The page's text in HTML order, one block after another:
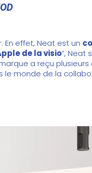
effet, Neat est un
de la visio”, Neat
a reçu
le monde de la